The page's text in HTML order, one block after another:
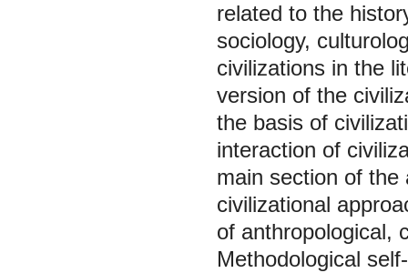
related to the
sociology,
civilizations in the
version of the
the basis of
interaction of
main section of the
civilizational
of anthropological,
Methodological